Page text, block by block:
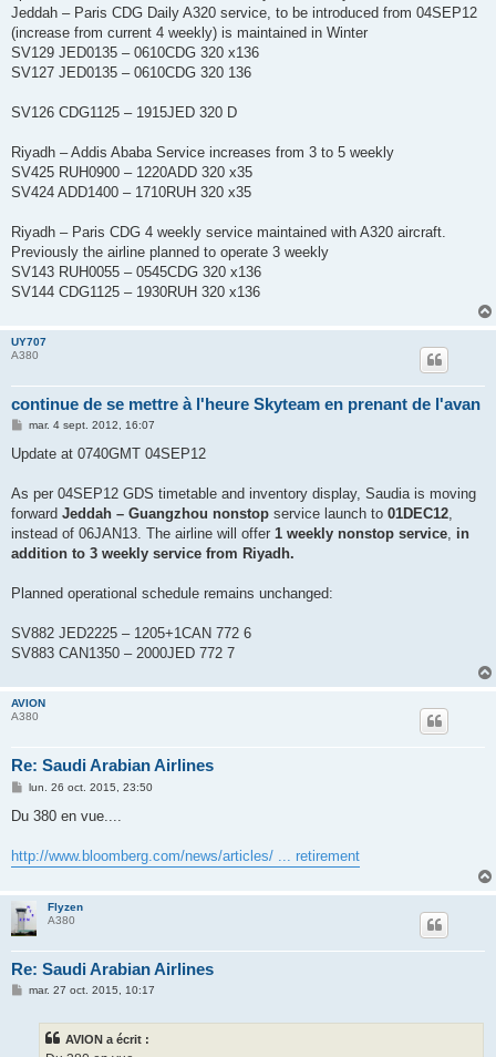
Jeddah – Paris CDG Daily A320 service, to be introduced from 04SEP12
(increase from current 4 weekly) is maintained in Winter
SV129 JED0135 – 0610CDG 320 x136
SV127 JED0135 – 0610CDG 320 136
SV126 CDG1125 – 1915JED 320 D
Riyadh – Addis Ababa Service increases from 3 to 5 weekly
SV425 RUH0900 – 1220ADD 320 x35
SV424 ADD1400 – 1710RUH 320 x35
Riyadh – Paris CDG 4 weekly service maintained with A320 aircraft.
Previously the airline planned to operate 3 weekly
SV143 RUH0055 – 0545CDG 320 x136
SV144 CDG1125 – 1930RUH 320 x136
UY707
A380
continue de se mettre à l'heure Skyteam en prenant de l'avan
M
s
g
mar. 4 sept. 2012, 16:07
Update at 0740GMT 04SEP12
As per 04SEP12 GDS timetable and inventory display, Saudia is moving
forward Jeddah – Guangzhou nonstop service launch to 01DEC12,
instead of 06JAN13. The airline will offer 1 weekly nonstop service, in
addition to 3 weekly service from Riyadh.
Planned operational schedule remains unchanged:
SV882 JED2225 – 1205+1CAN 772 6
SV883 CAN1350 – 2000JED 772 7
AVION
A380
Re: Saudi Arabian Airlines
M
s
g
e
lun. 26 oct. 2015, 23:50
Du 380 en vue....
http://www.bloomberg.com/news/articles/ ... retirement
Flyzen
A380
Re: Saudi Arabian Airlines
Mmar. 27 oct. 2015, 10:17
AVION a écrit :